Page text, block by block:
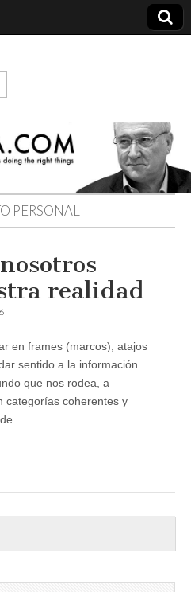
PERSONAL
realidad
en frames (marcos), atajos
sentido a la información
que nos rodea, a
categorías coherentes y